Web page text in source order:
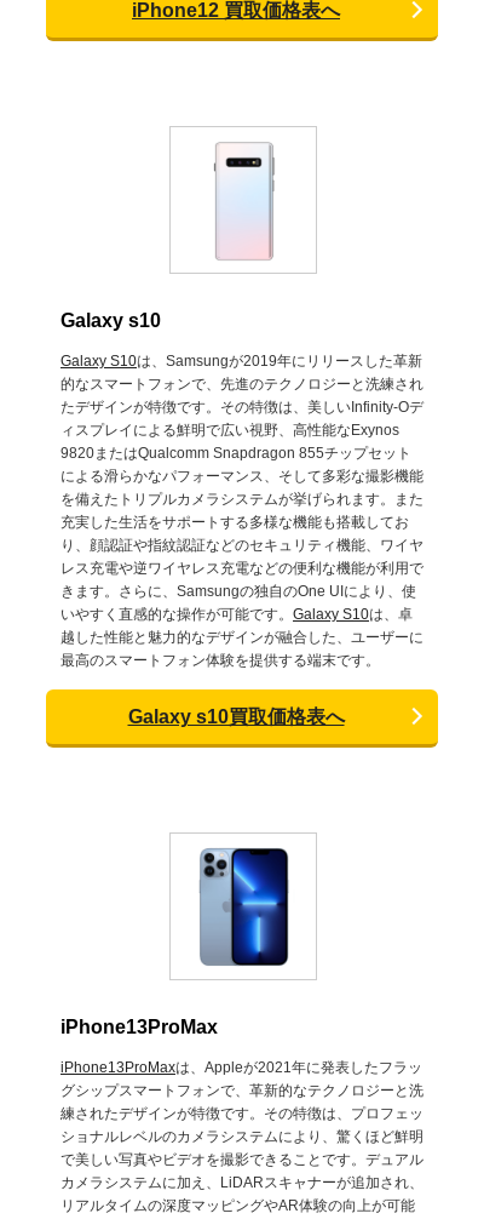
iPhone12 買取価格表へ
Galaxy s10
Galaxy S10は、Samsungが2019年にリリースした革新
的なスマートフォンで、先進のテクノロジーと洗練され
たデザインが特徴です。その特徴は、美しいInfinity-Oデ
ィスプレイによる鮮明で広い視野、高性能なExynos
9820またはQualcomm Snapdragon 855チップセット
による滑らかなパフォーマンス、そして多彩な撮影機能
を備えたトリプルカメラシステムが挙げられます。また
充実した生活をサポートする多様な機能も搭載してお
り、顔認証や指紋認証などのセキュリティ機能、ワイヤ
レス充電や逆ワイヤレス充電などの便利な機能が利用で
きます。さらに、Samsungの独自のOne UIにより、使
いやすく直感的な操作が可能です。 Galaxy S10は、卓
越した性能と魅力的なデザインが融合した、ユーザーに
最高のスマートフォン体験を提供する端末です。
Galaxy s10買取価格表へ
iPhone13ProMax
iPhone13ProMaxは、Appleが2021年に発表したフラッ
グシップスマートフォンで、革新的なテクノロジーと洗
練されたデザインが特徴です。その特徴は、プロフェッ
ショナルレベルのカメラシステムにより、驚くほど鮮明
で美しい写真やビデオを撮影できることです。デュアル
カメラシステムに加え、LiDARスキャナーが追加され、
リアルタイムの深度マッピングやAR体験の向上が可能